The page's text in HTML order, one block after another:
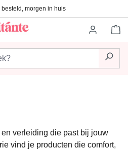
morgen in huis
verleiding die past bij jouw
vind je producten die comfort,